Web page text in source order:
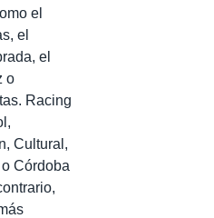
el
el
el
o
Racing
Cultural,
Córdoba